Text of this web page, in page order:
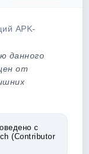
APK-
данного
от
с
(Contributor